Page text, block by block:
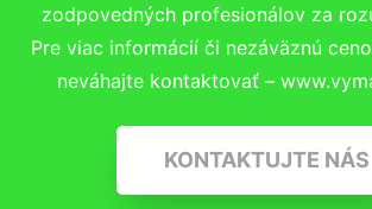
zodpovedných profesionálov za
Pre viac informácií či nezáväznú
neváhajte kontaktovať –
KONTAKTUJTE NÁS